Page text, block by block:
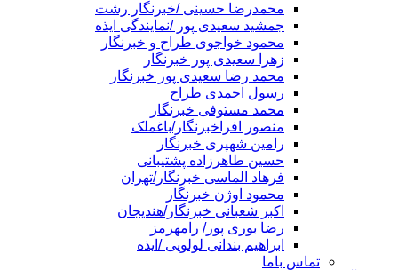
محمدرضا حسینی /خبرنگار رشت
جمشید سعیدی پور /نمایندگی ایذه
محمود خواجوی طراح و خبرنگار
زهرا سعیدی پور خبرنگار
محمد رضا سعیدی پور خبرنگار
رسول احمدی طراح
محمد مستوفی خبرنگار
منصور افراخبرنگار/باغملک
رامین شهپری خبرنگار
حسین طاهرزاده پشتیبانی
فرهاد الماسی خبرنگار/تهران
محمود اوژن خبرنگار
اکبر شعبانی خبرنگار/هندیجان
رضا بوری پور/ رامهرمز
ابراهیم بندانی لولویی /ایذه
تماس باما